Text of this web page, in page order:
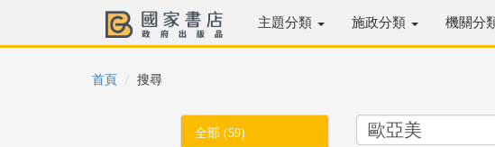
主題分類 施政分類 機關分
首頁 搜尋
全部 (59)